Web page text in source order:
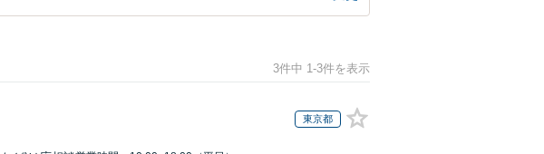
3件中 1-3件を表示
東京都